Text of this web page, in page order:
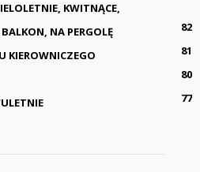
KWITNĄCE,
NA PERGOLĘ
82
KIEROWNICZEGO
81
80
77